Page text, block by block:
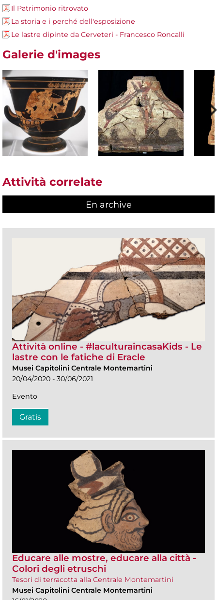
Il Patrimonio ritrovato
La storia e i perché dell'esposizione
Le lastre dipinte da Cerveteri - Francesco Roncalli
Galerie d'images
Attività correlate
En archive
Attività online - #laculturaincasaKids - Le
lastre con le fatiche di Eracle
Musei Capitolini Centrale Montemartini
20/04/2020 - 30/06/2021
Evento
Gratis
Educare alle mostre, educare alla città -
Colori degli etruschi
Tesori di terracotta alla Centrale Montemartini
Musei Capitolini Centrale Montemartini